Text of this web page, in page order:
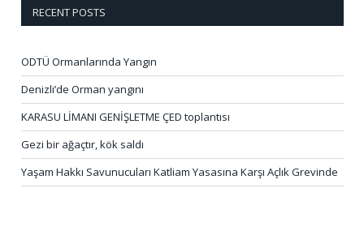
RECENT POSTS
ODTÜ Ormanlarında Yangın
Denizli’de Orman yangını
KARASU LİMANI GENİŞLETME ÇED toplantısı
Gezi bir ağaçtır, kök saldı
Yaşam Hakkı Savunucuları Katliam Yasasına Karşı Açlık Grevinde